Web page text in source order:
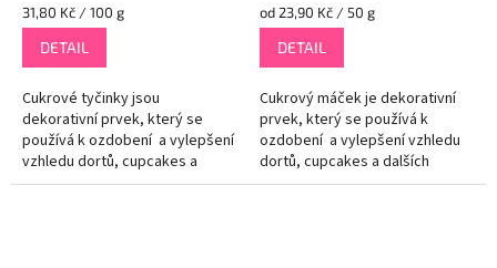
Měrná
cena:
31,80 Kč / 100 g
DETAIL
Cukrové tyčinky jsou
dekorativní prvek, který se
používá k ozdobení a vylepšení
vzhledu dortů, cupcakes a
dalších sladkých dezertů. Tento
Měrná
cena:
od 23,90 Kč / 50 g
DETAIL
Cukrový máček je dekorativní
prvek, který se používá k
ozdobení a vylepšení vzhledu
dortů, cupcakes a dalších
sladkých dezertů. Tento typ